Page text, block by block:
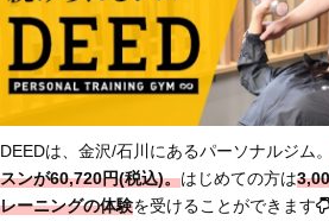
DEEDは、金沢/石川にあるパーソナルジム。
スンが60,720円(税込)。はじめての方は3,0
レーニングの体験を受けることができます